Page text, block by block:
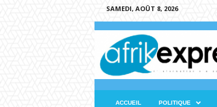
SAMEDI, AOÛT 8, 2026
e
ACCUEIL POLITIQUE